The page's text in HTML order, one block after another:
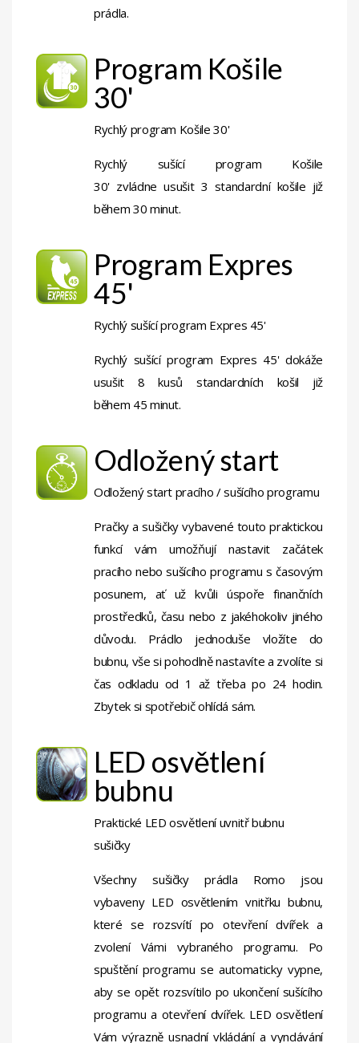
prádla.
Program Košile
30'
Rychlý program Košile 30'
Rychlý sušící program Košile
30' zvládne usušit 3 standardní košile již
během 30 minut.
Program Expres
45'
Rychlý sušící program Expres 45'
Rychlý sušící program Expres 45' dokáže
usušit 8 kusů standardních košil již
během 45 minut.
Odložený start
Odložený start pracího / sušícího programu
Pračky a sušičky vybavené touto praktickou
funkcí vám umožňují nastavit začátek
pracího nebo sušícího programu s časovým
posunem, ať už kvůli úspoře finančních
prostředků, času nebo z jakéhokoliv jiného
důvodu. Prádlo jednoduše vložíte do
bubnu, vše si pohodlně nastavíte a zvolíte si
čas odkladu od 1 až třeba po 24 hodin.
Zbytek si spotřebič ohlídá sám.
LED osvětlení
bubnu
Praktické LED osvětlení uvnitř bubnu
sušičky
Všechny sušičky prádla Romo jsou
vybaveny LED osvětlením vnitřku bubnu,
které se rozsvítí po otevření dvířek a
zvolení Vámi vybraného programu. Po
spuštění programu se automaticky vypne,
aby se opět rozsvítilo po ukončení sušícího
programu a otevření dvířek. LED osvětlení
Vám výrazně usnadní vkládání a vyndávání